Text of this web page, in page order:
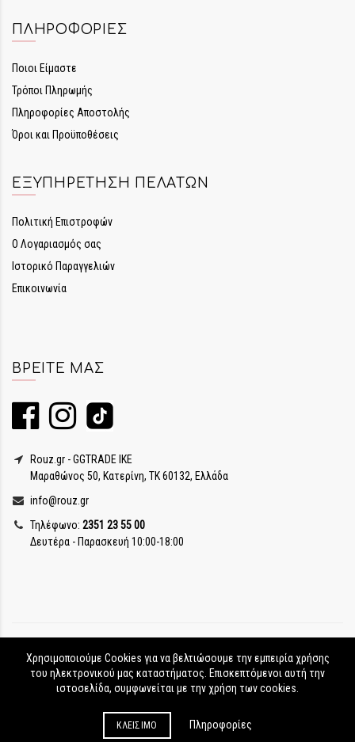
ΠΛΗΡΟΦΟΡΊΕΣ
Ποιοι Είμαστε
Τρόποι Πληρωμής
Πληροφορίες Αποστολής
Όροι και Προϋποθέσεις
ΕΞΥΠΗΡΈΤΗΣΗ ΠΕΛΑΤΏΝ
Πολιτική Επιστροφών
Ο Λογαριασμός σας
Ιστορικό Παραγγελιών
Επικοινωνία
ΒΡΕΊΤΕ ΜΑΣ
Rouz.gr - GGTRADE IKE
Μαραθώνος 50, Κατερίνη, ΤΚ 60132, Ελλάδα
info@rouz.gr
Τηλέφωνο: 2351 23 55 00
Δευτέρα - Παρασκευή 10:00-18:00
Χρησιμοποιούμε Cookies για να βελτιώσουμε την εμπειρία χρήσης
του ηλεκτρονικού μας καταστήματος. Επισκεπτόμενοι αυτή την
ιστοσελίδα, συμφωνείται με την χρήση των cookies.
ΚΛΕΊΣΙΜΟ Πληροφορίες